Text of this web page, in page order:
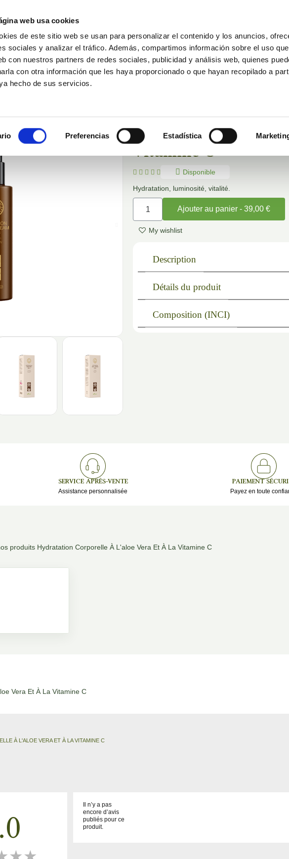
web usa cookies
de este sitio web se usan para personalizar el contenido y los anuncios,
sociales y analizar el tráfico. Además, compartimos información sobre el uso
con nuestros partners de redes sociales, publicidad y análisis web, quienes
con otra información que les haya proporcionado o que hayan recopilado a
hecho de sus servicios.
Preferencias Estadística
Entreprise Réserver une visite DAKAR FOR LIFE
Accueil Soins du corps Hydratation Corporelle À
Hydratation
Vitamine C
     Disponible
Hydratation, luminosité, vitalité.
Ajouter au panier - 39,00 €
My wishlist
Description
Détails du produit
Composition (INCI)
SERVICE APRÈS-VENTE
Assistance personnalisée
PAIEMENT
Payez en toute
produits Hydratation Corporelle À L'aloe Vera Et À La Vitamine C
Vera Et À La Vitamine C
À L'ALOE VERA ET À LA VITAMINE C
Il n’y a pas
encore d’avis
publiés pour ce
produit.